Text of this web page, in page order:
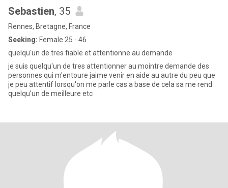
Sebastien, 35
Rennes, Bretagne, France
Seeking: Female 25 - 46
quelqu'un de tres fiable et attentionne au demande
je suis quelqu'un de tres attentionner au mointre demande des
personnes qui m'entoure jaime venir en aide au autre du peu que
je peu attentif lorsqu'on me parle cas a base de cela sa me rend
quelqu'un de meilleure etc